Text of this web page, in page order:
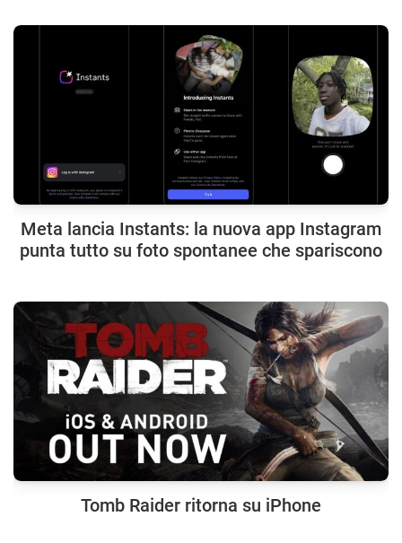
Meta lancia Instants: la nuova app Instagram
punta tutto su foto spontanee che spariscono
Tomb Raider ritorna su iPhone